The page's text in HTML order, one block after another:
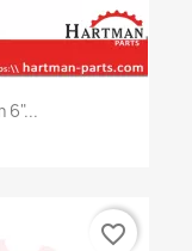
6"...
favorite_border